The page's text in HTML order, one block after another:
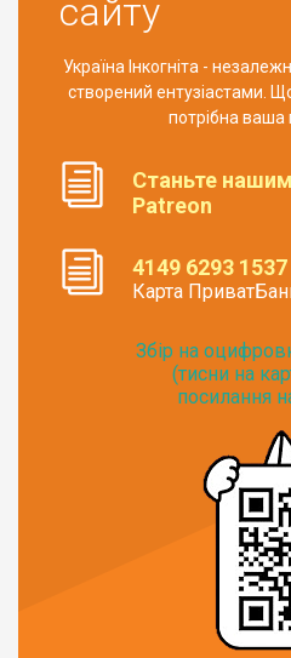
сайту
Україна Інкогніта -
створений ентузіастами.
потрібна ваша
Станьте
Patreon
4149 6293
Карта
Збір на
(тисни на
посилання